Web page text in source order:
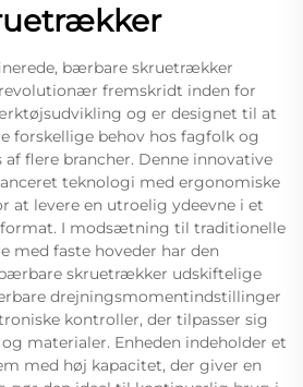
bærbare skruetrækker
fremskridt inden for
og er designet til at
forskellige behov hos fagfolk og
flere brancher. Denne innovative
teknologi med ergonomiske
at levere en utroelig ydeevne i et
I modsætning til traditionelle
med faste hoveder har den
skruetrækker udskiftelige
drejningsmomentindstillinger
kontroller, der tilpasser sig
materialer. Enheden indeholder et
med høj kapacitet, der giver en